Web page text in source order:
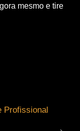
mesmo e tire
Profissional